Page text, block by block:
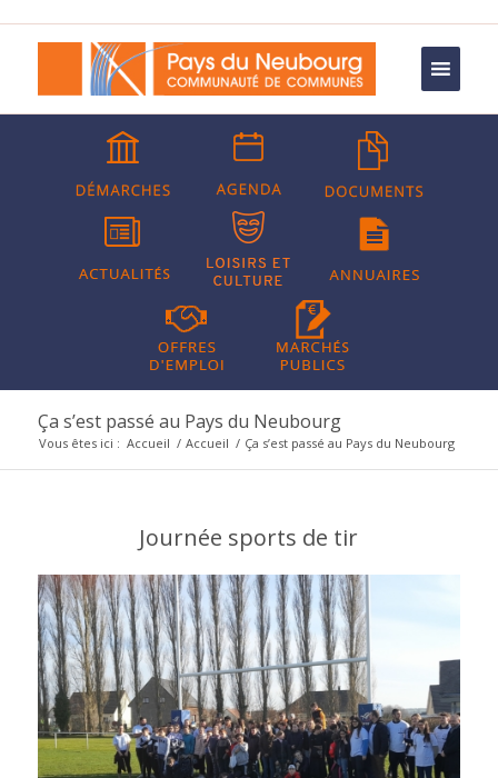
Ça s’est passé au Pays du Neubourg
Vous êtes ici : Accueil / Accueil / Ça s’est passé au Pays du Neubourg
Journée sports de tir